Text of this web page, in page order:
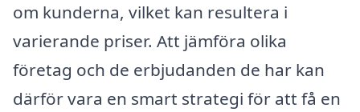
om kunderna, vilket kan resultera i
varierande priser. Att jämföra olika
företag och de erbjudanden de har kan
därför vara en smart strategi för att få en